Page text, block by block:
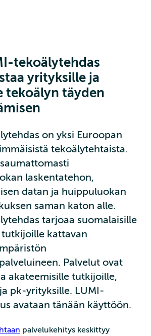
tekoälytehdas
yrityksille ja
täyden
on yksi Euroopan
tekoälytehtaista.
laskentatehon,
datan ja huippuluokan
saman katon alle.
tarjoaa suomalaisille
kattavan
Palvelut ovat
akateemisille tutkijoille,
pk-yrityksille. LUMI-
avataan tänään käyttöön.
palvelukehitys keskittyy